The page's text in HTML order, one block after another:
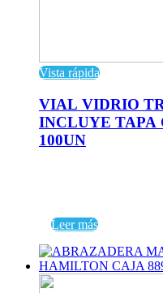
Vista rápida
VIAL VIDRIO
INCLUYE TAPA
100UN
Leer más